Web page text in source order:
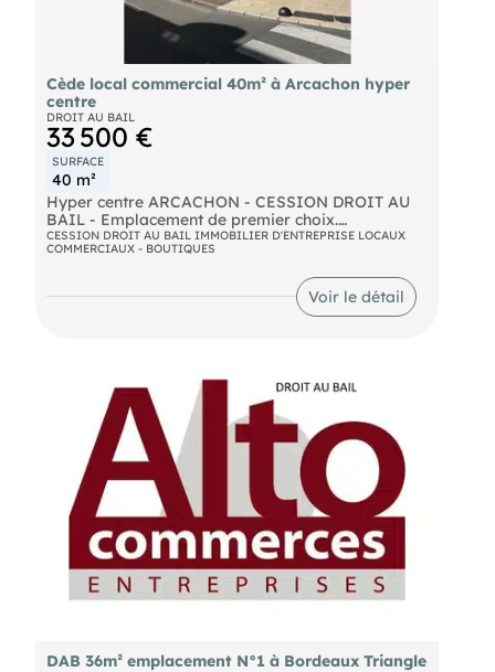
Cède local commercial 40m² à Arcachon hyper
centre
DROIT AU BAIL
33 500 €
SURFACE
40 m²
Hyper centre ARCACHON - CESSION DROIT AU
BAIL - Emplacement de premier choix.
Local commercial d'environ 40m² avec vitrine,
bénéficiant d'une cave de même superficie (40m²),
offrant un espace de stockage appréciable.
Des toilettes indépendants avec lave mains.
Idéal pour une activité commerciale (hors
activités soumises à réstrictions selon le bail).
Pour plus d'informations et conditions de cession,
me contacter. Ce bien vous est présenté par , votre
conseillère indépendante.
CESSION DROIT AU BAIL IMMOBILIER D'ENTREPRISE LOCAUX
COMMERCIAUX - BOUTIQUES
Voir le détail
DAB 36m² emplacement N°1 à Bordeaux Triangle